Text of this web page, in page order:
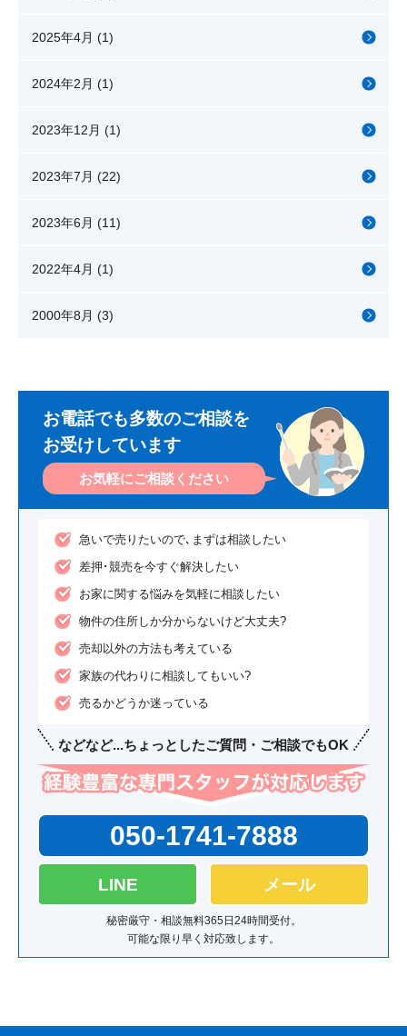
2025年4月 (1)
2024年2月 (1)
2023年12月 (1)
2023年7月 (22)
2023年6月 (11)
2022年4月 (1)
2000年8月 (3)
お電話でも多数のご相談を
お受けしています
お気軽にご相談ください
急いで売りたいので､まずは相談したい
差押･競売を今すぐ解決したい
お家に関する悩みを気軽に相談したい
物件の住所しか分からないけど大丈夫?
売却以外の方法も考えている
家族の代わりに相談してもいい?
売るかどうか迷っている
などなど...ちょっとしたご質問・ご相談でもOK
050-1741-7888
LINE メール
秘密厳守・相談無料365日24時間受付。
可能な限り早く対応致します。